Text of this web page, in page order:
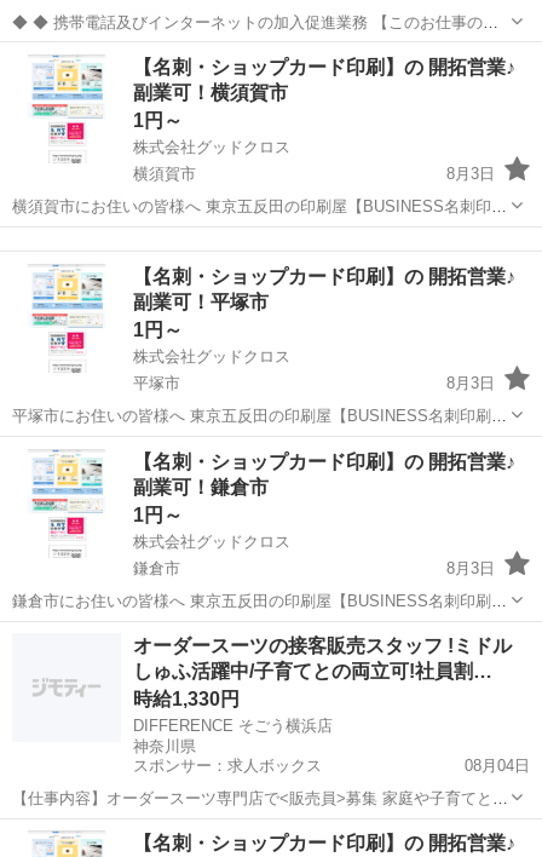
◆ ◆ 携帯電話及びインターネットの加入促進業務 【このお仕事のお
すすめポイント】 ・ゼロからでも始められる充実の研修制度！ ・分か
らないことは先輩スタッフにすぐ聞ける！手厚いサポート体制あり！
・働きやすい環境で長く...
神奈川 横浜市 大口駅 携帯ショップ
【名刺・ショップカード印刷】の 開拓営業♪
副業可！横須賀市
1円～
株式会社グッドクロス
横須賀市
8月3日
横須賀市にお住いの皆様へ 東京五反田の印刷屋【BUSINESS名刺印刷
所】です。 Wワーク・副業として 企業や飲食店等の店舗に対して 名
刺印刷の開拓営業 を行っていただける方を募集しています。 今のあ...
【名刺・ショップカード印刷】の 開拓営業♪
副業可！平塚市
1円～
株式会社グッドクロス
平塚市
8月3日
平塚市にお住いの皆様へ 東京五反田の印刷屋【BUSINESS名刺印刷
所】です。 Wワーク・副業として 企業や飲食店等の店舗に対して 名
刺印刷の開拓営業 を行っていただける方を募集しています。 今のあ
な...
神奈川 平塚市 営業 スタッフ
【名刺・ショップカード印刷】の 開拓営業♪
副業可！鎌倉市
1円～
株式会社グッドクロス
鎌倉市
8月3日
鎌倉市にお住いの皆様へ 東京五反田の印刷屋【BUSINESS名刺印刷
所】です。 Wワーク・副業として 企業や飲食店等の店舗に対して 名
刺印刷の開拓営業 を行っていただける方を募集しています。 今のあ
営業 スタッフ
オーダースーツの接客販売スタッフ !ミドル
しゅふ活躍中/子育てとの両立可!社員割…
時給1,330円
DIFFERENCE そごう横浜店
神奈川県
スポンサー：求人ボックス
08月04日
【仕事内容】オーダースーツ専門店で<販売員>募集 家庭や子育てとの
両立OK!/ 週1日・1日1h～OK 扶養内勤務OK!時間曜日応相談 ミドルし
ゅふさん活躍中 久しぶりの仕事復帰も応援! 「お客様と近い距離感で
アルバイト・パート
【名刺・ショップカード印刷】の 開拓営業♪